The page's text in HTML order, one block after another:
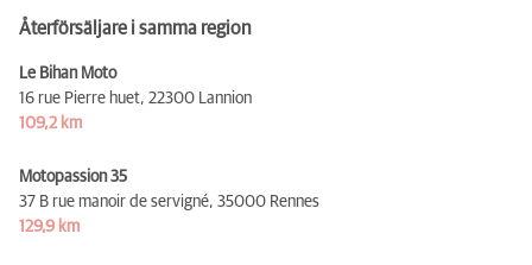
Återförsäljare i samma region
Le Bihan Moto
16 rue Pierre huet, 22300 Lannion
109,2 km
Motopassion 35
37 B rue manoir de servigné, 35000 Rennes
129,9 km